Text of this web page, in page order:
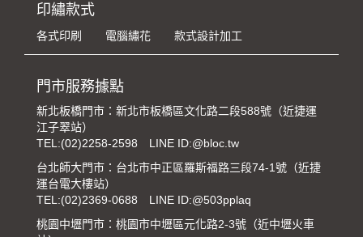
印繡款式
各式印刷 電腦繡花 款式設計加工
門市服務據點
新北板橋門市：新北市板橋區文化路二段588號（近捷運
江子翠站）
TEL:(02)2258-2598
LINE ID:@bloc.tw
台北師大門市：台北市中正區羅斯福路三段74-1號（近捷
運台電大樓站）
TEL:(02)2369-0688
LINE ID:@503pplaq
桃園中壢門市：桃園市中壢區元化路2-3號（近中壢火車